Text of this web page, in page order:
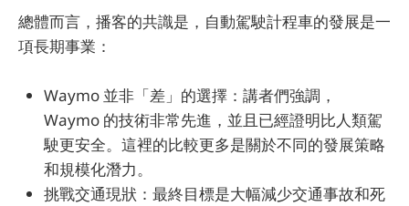
總體而言，播客的共識是，自動駕駛計程車的發展是一
項長期事業：
Waymo 並非「差」的選擇：講者們強調，
Waymo 的技術非常先進，並且已經證明比人類駕
駛更安全。這裡的比較更多是關於不同的發展策略
和規模化潛力。
挑戰交通現狀：最終目標是大幅減少交通事故和死